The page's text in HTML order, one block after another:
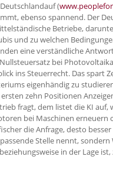
(
ebenso spannend. Der
Betriebe,
und zu welchen
eine verständliche
bei
ins Steuerrecht. Das spart
eigenhändig zu
zehn Positionen
fragt, dem listet die KI auf,
bei Maschinen erneuern
die Anfrage, desto
Stelle nennt, sondern
in der Lage ist,